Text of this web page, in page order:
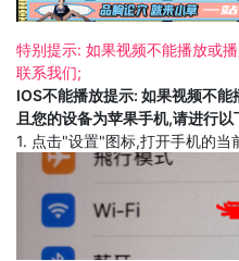
特别提示: 如果视频不能播放或
联系我们;
IOS不能播放提示: 如果视频不
且您的设备为苹果手机,请进行以
1. 点击"设置"图标,打开手机的当